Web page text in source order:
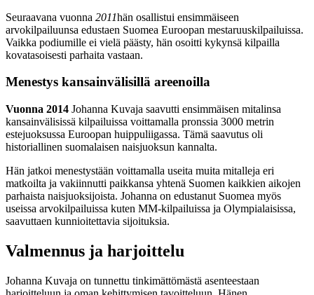
Seuraavana vuonna 2011hän osallistui ensimmäiseen
arvokilpailuunsa edustaen Suomea Euroopan mestaruuskilpailuissa.
Vaikka podiumille ei vielä päästy, hän osoitti kykynsä kilpailla
kovatasoisesti parhaita vastaan.
Menestys kansainvälisillä areenoilla
Vuonna 2014 Johanna Kuvaja saavutti ensimmäisen mitalinsa
kansainvälisissä kilpailuissa voittamalla pronssia 3000 metrin
estejuoksussa Euroopan huippuliigassa. Tämä saavutus oli
historiallinen suomalaisen naisjuoksun kannalta.
Hän jatkoi menestystään voittamalla useita muita mitalleja eri
matkoilta ja vakiinnutti paikkansa yhtenä Suomen kaikkien aikojen
parhaista naisjuoksijoista. Johanna on edustanut Suomea myös
useissa arvokilpailuissa kuten MM-kilpailuissa ja Olympialaisissa,
saavuttaen kunnioitettavia sijoituksia.
Valmennus ja harjoittelu
Johanna Kuvaja on tunnettu tinkimättömästä asenteestaan